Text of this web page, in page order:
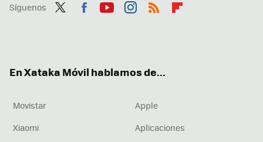
Síguenos
En Xataka Móvil hablamos de...
Movistar
Apple
Xiaomi
Aplicaciones